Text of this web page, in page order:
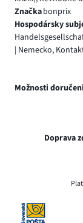
Značkabonprix
Hospodársky
| Nemecko,
Možnosti
Doprava